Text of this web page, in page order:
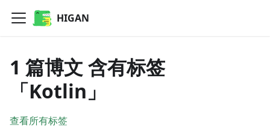
HIGAN
1 篇博文 含有标签
「Kotlin」
查看所有标签